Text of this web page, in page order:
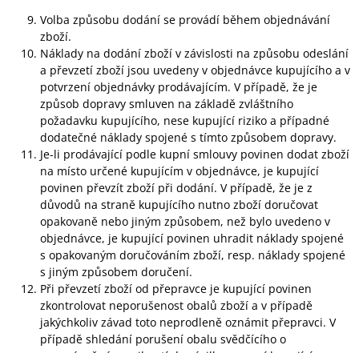
Volba způsobu dodání se provádí během objednávání
zboží.
Náklady na dodání zboží v závislosti na způsobu odeslání
a převzetí zboží jsou uvedeny v objednávce kupujícího a v
potvrzení objednávky prodávajícím. V případě, že je
způsob dopravy smluven na základě zvláštního
požadavku kupujícího, nese kupující riziko a případné
dodatečné náklady spojené s tímto způsobem dopravy.
Je-li prodávající podle kupní smlouvy povinen dodat zboží
na místo určené kupujícím v objednávce, je kupující
povinen převzít zboží při dodání. V případě, že je z
důvodů na straně kupujícího nutno zboží doručovat
opakovaně nebo jiným způsobem, než bylo uvedeno v
objednávce, je kupující povinen uhradit náklady spojené
s opakovaným doručováním zboží, resp. náklady spojené
s jiným způsobem doručení.
Při převzetí zboží od přepravce je kupující povinen
zkontrolovat neporušenost obalů zboží a v případě
jakýchkoliv závad toto neprodleně oznámit přepravci. V
případě shledání porušení obalu svědčícího o